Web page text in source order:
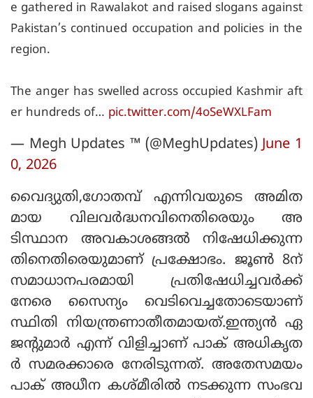
e gathered in Rawalakot and raised slogans against
Pakistan’s continued occupation and policies in the
region.
The anger has swelled across occupied Kashmir aft
er hundreds of… pic.twitter.com/4oSeWXLFam
— Megh Updates ™ (@MeghUpdates)June 1
0, 2026
വൈദ്യുതി,ഗോതമ്പ് എന്നിവയുടെ അമിത
മായ വിലവര്‍ദ്ധനവിനെതിരെയും അ
ടിസ്ഥാന അവകാശങ്ങല്‍ നിഷേധിക്കുന്ന
തിനെതിരെയുമാണ് പ്രക്ഷോഭം. ജൂണ്‍ 8ന്
സമാധാനപരമായി പ്രതിഷേധിച്ചവര്‍ക്ക്
നേരെ സൈന്യം വെടിവെച്ചതോടെയാണ്
സ്ഥിതി നിയന്ത്രണാതീതമായത്.ഇന്ത്യന്‍ ഏ
ജന്റുമാര്‍ എന്ന് വിളിച്ചാണ് പാക് അധികൃത
ര്‍ സമരക്കാരെ നേരിടുന്നത്. അതേസമയം
പാക് അധീന കശ്മീരില്‍ നടക്കുന്ന സംഭവ